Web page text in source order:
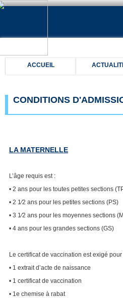
ACCUEIL
CONDITIONS
LA MATERNELLE
L’âge requis est :
• 2 ans pour les toutes petites sections
• 2 1⁄2 ans pour les petites sections (PS)
• 3 1⁄2 ans pour les moyennes sections
• 4 ans pour les grandes sections (GS)
Le certificat de vaccination est exigé
• 1 extrait d’acte de naissance
• 1 certificat de vaccination
• 1e chemise à rabat